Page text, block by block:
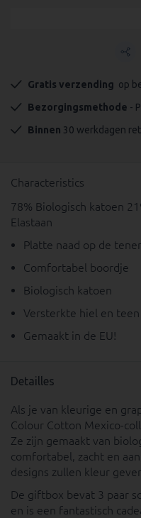
Gratis verzending op
Bezorgingsmethode -
Binnen 30 werkdagen
Characteristics
78% Biologisch katoen
Elastaan
Platte naad op de
Comfortabel boordje
Biologisch katoen
Versterkte hiel en teen
Gemaakt in de EU!
Detailles
Als je van kleurige en
Colour Cotton Mexico-
Ze zijn gemaakt van
comfortabel, zacht en
designs zullen kleur
De giftbox bevat 3 paar
en is een fantastisch